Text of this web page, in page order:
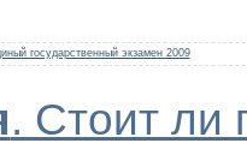
государственный экзамен 2009
. Стоит ли